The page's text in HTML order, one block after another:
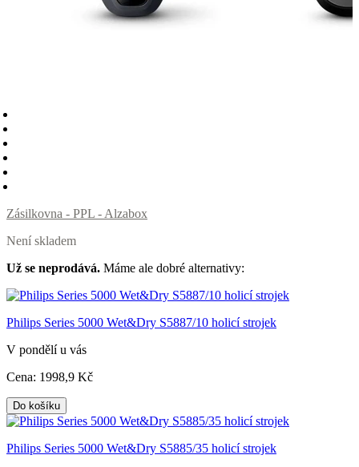
Zásilkovna - PPL - Alzabox
Není skladem
Už se neprodává. Máme ale dobré alternativy:
Philips Series 5000 Wet&Dry S5887/10 holicí strojek
V pondělí u vás
Cena: 1998,9 Kč
Do košíku
Philips Series 5000 Wet&Dry S5885/35 holicí strojek